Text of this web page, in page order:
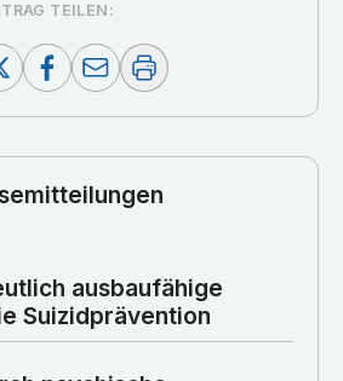
TEILEN:
ausbaufähige
Suizidprävention